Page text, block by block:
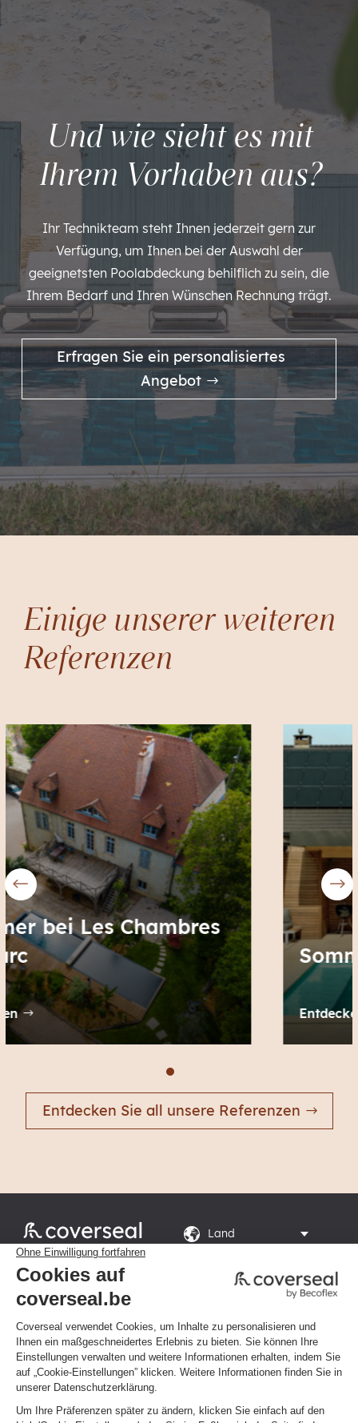
Und wie sieht es mit
Ihrem Vorhaben aus?
Ihr Technikteam steht Ihnen jederzeit gern zur
Verfügung, um Ihnen bei der Auswahl der
geeignetsten Poolabdeckung behilflich zu sein, die
Ihrem Bedarf und Ihren Wünschen Rechnung trägt.
Erfragen Sie ein personalisiertes
Angebot
Einige unserer weiteren
Referenzen
Sommer bei Helena
Entdecken
Entdecken Sie all unsere Referenzen

Rte du Grand Peuplier
8, 7110 La Louvière

Montag bis Freitag von 8
bis 16 Uhr
Datenschutzerklärung Allgemeine Bedingungen